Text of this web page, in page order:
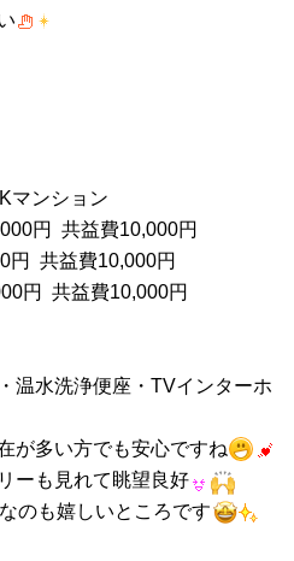
マンション
円 共益費10,000円
共益費10,000円
円 共益費10,000円
温水洗浄便座・TVインターホ
が多い方でも安心ですね
ーも見れて眺望良好
のも嬉しいところです